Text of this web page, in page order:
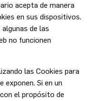
acepta de manera
en sus dispositivos.
de las
no funcionen
las Cookies para
exponen. Si en un
el propósito de